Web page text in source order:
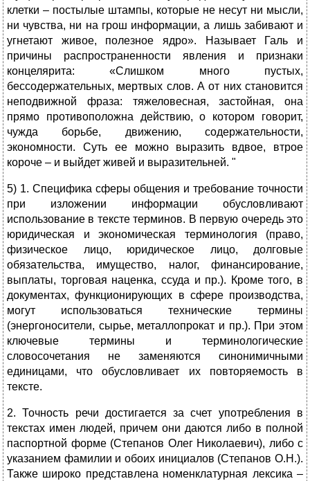
клетки – постылые штампы, которые не несут ни мысли,
ни чувства, ни на грош информации, а лишь забивают и
угнетают живое, полезное ядро». Называет Галь и
причины распространенности явления и признаки
концелярита: «Слишком много пустых,
бессодержательных, мертвых слов. А от них становится
неподвижной фраза: тяжеловесная, застойная, она
прямо противоположна действию, о котором говорит,
чужда борьбе, движению, содержательности,
экономности. Суть ее можно выразить вдвое, втрое
короче – и выйдет живей и выразительней. "
5) 1. Специфика сферы общения и требование точности
при изложении информации обусловливают
использование в тексте терминов. В первую очередь это
юридическая и экономическая терминология (право,
физическое лицо, юридическое лицо, долговые
обязательства, имущество, налог, финансирование,
выплаты, торговая наценка, ссуда и пр.). Кроме того, в
документах, функционирующих в сфере производства,
могут использоваться технические термины
(энергоносители, сырье, металлопрокат и пр.). При этом
ключевые термины и терминологические
словосочетания не заменяются синонимичными
единицами, что обусловливает их повторяемость в
тексте.
2. Точность речи достигается за счет употребления в
текстах имен людей, причем они даются либо в полной
паспортной форме (Степанов Олег Николаевич), либо с
указанием фамилии и обоих инициалов (Степанов О.Н.).
Также широко представлена номенклатурная лексика –